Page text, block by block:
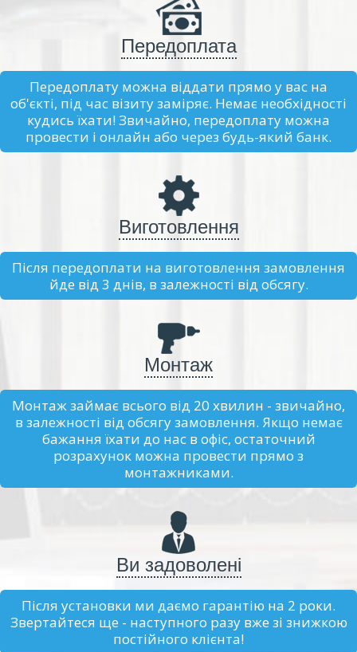
Передоплата
Передоплату можна віддати прямо у вас на
об'єкті, під час візиту заміряє. Немає необхідності
кудись їхати! Звичайно, передоплату можна
провести і онлайн або через будь-який банк.
Виготовлення
Після передоплати на виготовлення замовлення
йде від 3 днів, в залежності від обсягу.
Монтаж
Монтаж займає всього від 20 хвилин - звичайно,
в залежності від обсягу замовлення. Якщо немає
бажання їхати до нас в офіс, остаточний
розрахунок можна провести прямо з
монтажниками.
Ви задоволені
Після установки ми даємо гарантію на 2 роки.
Звертайтеся ще - наступного разу вже зі знижкою
постійного клієнта!